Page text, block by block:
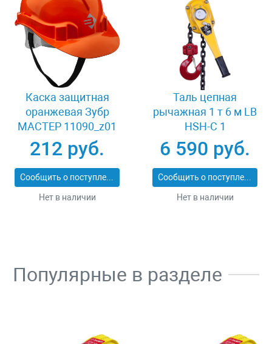
Каска защитная
оранжевая Зубр
МАСТЕР 11090_z01
212 руб.
Сообщить о поступлении
Нет в наличии
Таль цепная
рычажная 1 т 6 м LB
HSH-C 1
6 590 руб.
Сообщить о поступлении
Нет в наличии
Популярные в разделе